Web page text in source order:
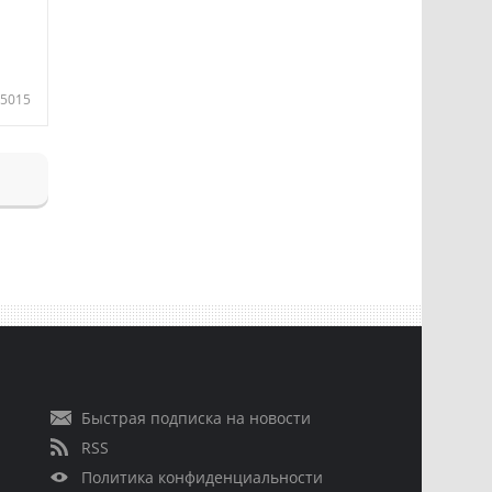
5015
Быстрая подписка на новости
RSS
Политика конфиденциальности